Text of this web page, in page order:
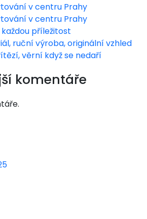
v centru Prahy
v centru Prahy
příležitost
ruční výroba, originální vzhled
věrní když se nedaří
komentáře